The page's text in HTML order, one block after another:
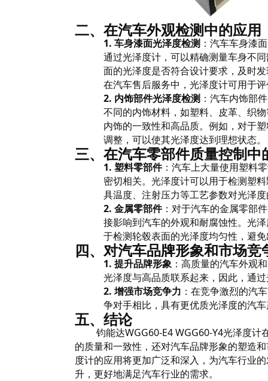
二、在汽车外观检测中的应用
1. 车身漆面光泽度检测 ：汽车车身漆
通过光泽度计，可以精确测量车身不
面的光泽度是否符合设计要求，及时
在汽车售后服务中，光泽度计可用于
2. 内饰部件光泽度检测 ：汽车内饰部
不同的内饰材料，如塑料、皮革、织
内饰的一致性和高品质。例如，对于
调整，可以使其光泽度达到理想状态。
三、在汽车零部件质量控制中
1. 塑料零部件 ：汽车上大量使用塑料
密切相关。光泽度计可以用于检测塑
具温度、注射压力等工艺参数对光泽
2. 金属零部件 ：对于汽车的金属零部
接影响到汽车的外观和耐腐蚀性。光
于检测轮毂表面的光泽度均匀性，避
四、对汽车品牌形象和市场竞
1. 提升品牌形象 ：高质量的汽车外观
光泽度与高品质联系起来，因此，通
2. 增强市场竞争力 ：在竞争激烈的汽
争对手相比，具有更优质光泽度的汽
五、结论
钧能达WGG60-E4 WGG60-Y4光泽度计
的质量和一致性，还对汽车品牌形象的塑造
度计的应用将更加广泛和深入，为汽车行业
升，更好地满足汽车行业的需求。